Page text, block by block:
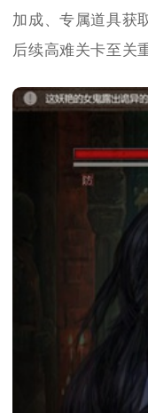
加成、专属道具获
后续高难关卡至关